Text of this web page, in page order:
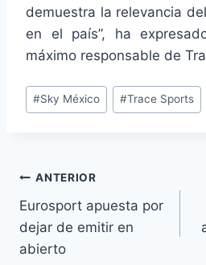
demuestra la relevancia
en el país”, ha
máximo responsable de
Etiquetas
de
#Sky México #Trace Sports
Navegación
de
entradas
ANTERIOR
Eurosport apuesta por
dejar de emitir en
abierto